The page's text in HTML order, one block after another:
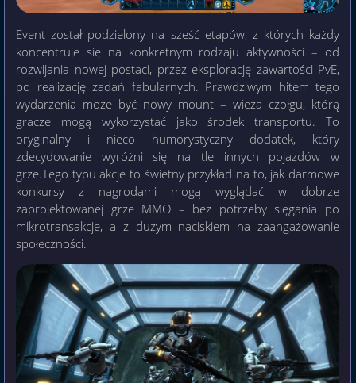
Event został podzielony na sześć etapów, z których każdy
koncentruje się na konkretnym rodzaju aktywności – od
rozwijania nowej postaci, przez eksplorację zawartości PvE,
po realizację zadań fabularnych. Prawdziwym hitem tego
wydarzenia może być nowy mount – wieża czołgu, którą
gracze mogą wykorzystać jako środek transportu. To
oryginalny i nieco humorystyczny dodatek, który
zdecydowanie wyróżni się na tle innych pojazdów w
grze.Tego typu akcje to świetny przykład na to, jak darmowe
konkursy z nagrodami mogą wyglądać w dobrze
zaprojektowanej grze MMO – bez potrzeby sięgania po
mikrotransakcje, a z dużym naciskiem na zaangażowanie
społeczności.